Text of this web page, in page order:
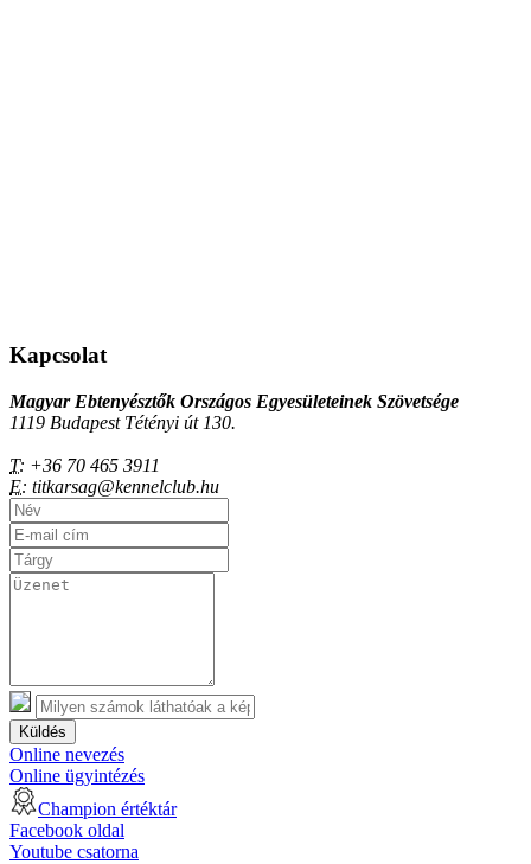
Kapcsolat
Magyar Ebtenyésztők Országos Egyesületeinek Szövetsége
1119 Budapest Tétényi út 130.
T: +36 70 465 3911
E: titkarsag@kennelclub.hu
Küldés
Online nevezés
Online ügyintézés
Champion értéktár
Facebook oldal
Youtube csatorna